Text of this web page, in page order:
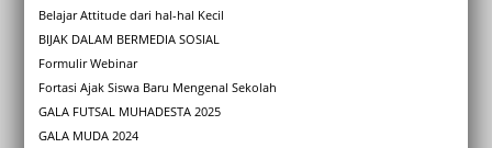
Belajar Attitude dari hal-hal Kecil
BIJAK DALAM BERMEDIA SOSIAL
Formulir Webinar
Fortasi Ajak Siswa Baru Mengenal Sekolah
GALA FUTSAL MUHADESTA 2025
GALA MUDA 2024